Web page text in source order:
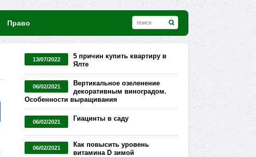
Право
13/07/2022
5 причин купить квартиру в
Ялте
06/02/2021
Вертикальное озеленение
декоративным виноградом.
Особенности выращивания
06/02/2021 Гиацинты в саду
06/02/2021
Как повысить уровень
витамина D зимой